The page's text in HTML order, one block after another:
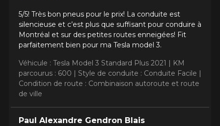
5/5! Très bon pneus pour le prix! La conduite est
silencieuse et c’est plus que suffisant pour conduire à
Montréal et sur des petites routes enneigées! Fit
parfaitement bien pour ma Tesla model 3.
Véhicule : Tesla Model 3 Standard Plus 2021 | KM
parcourus : 600 | Style de conduite : Conduite Facile |
Condition de route : Combinaison autoroute et route
de ville
Paul Alexandre Gendron Blais